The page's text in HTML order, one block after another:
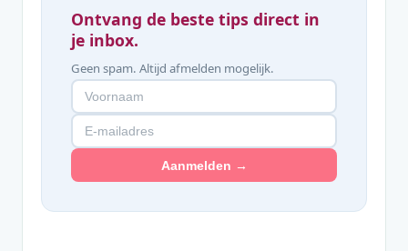
Ontvang de beste tips direct in
je inbox.
Geen spam. Altijd afmelden mogelijk.
Aanmelden →